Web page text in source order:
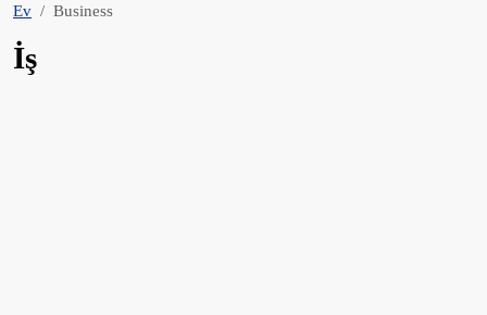
Ev Business
İş